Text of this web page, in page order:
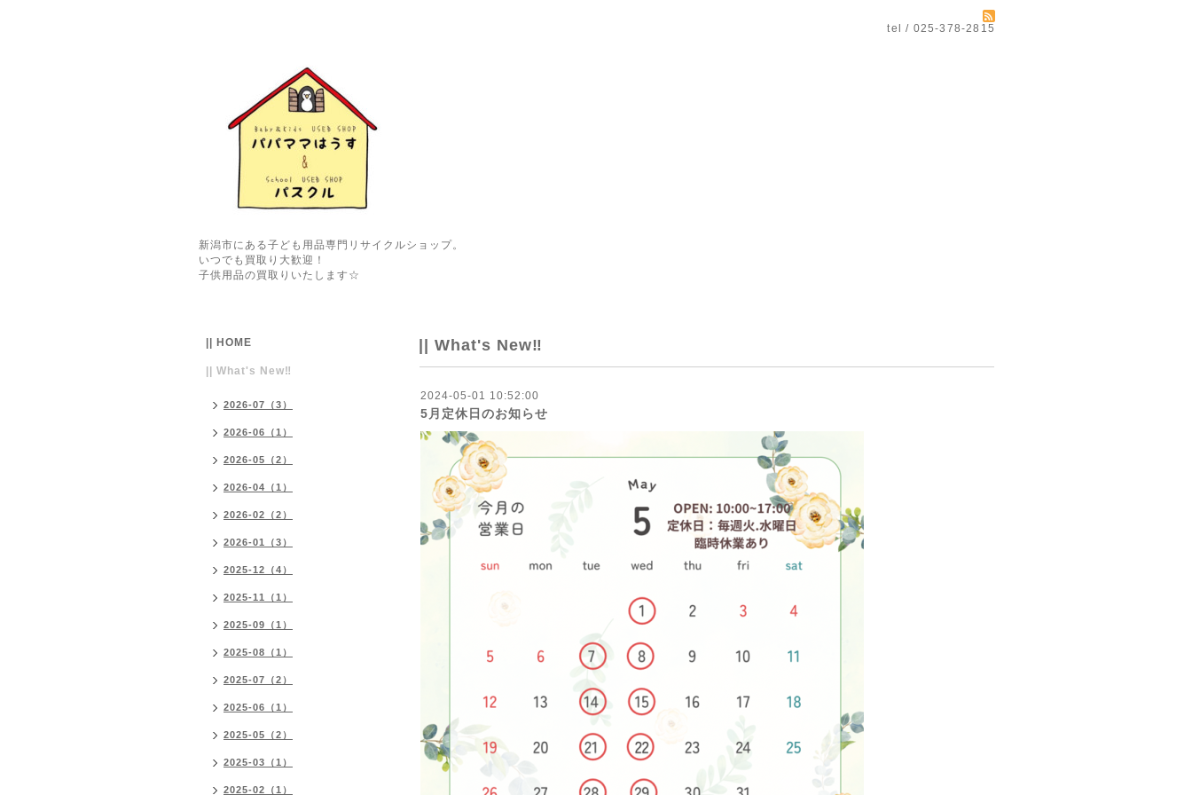
tel / 025-378-2815
新潟市にある子ども用品専門リサイクルショップ。
いつでも買取り大歓迎！
子供用品の買取りいたします☆
|| What's New‼
2024-05-01 10:52:00
5月定休日のお知らせ
|| HOME
|| What's New‼
2026-07（3）
2026-06（1）
2026-05（2）
2026-04（1）
2026-02（2）
2026-01（3）
2025-12（4）
2025-11（1）
2025-09（1）
2025-08（1）
2025-07（2）
2025-06（1）
2025-05（2）
2025-03（1）
2025-02（1）